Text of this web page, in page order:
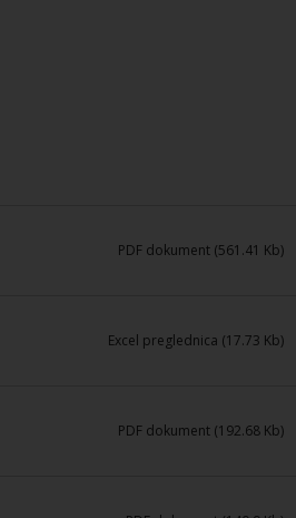
PDF dokument (561.41 Kb)
Excel preglednica (17.73 Kb)
PDF dokument (192.68 Kb)